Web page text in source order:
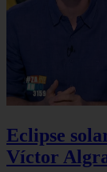
Eclipse
Víctor Algra